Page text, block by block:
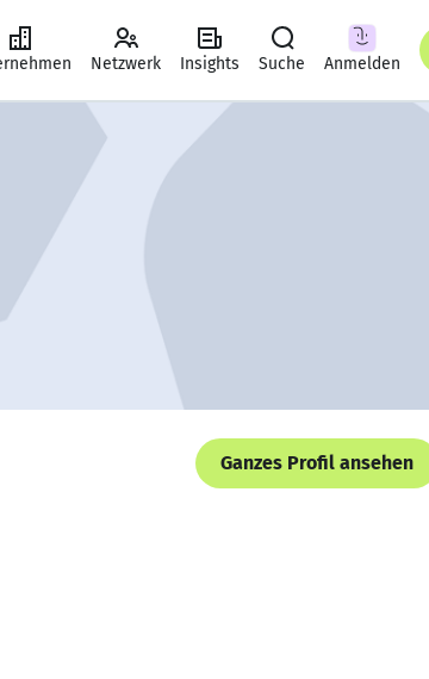
Netzwerk Insights Suche Anmelden
Ganzes Profil ansehen